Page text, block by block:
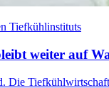
Tiefkühlinstituts
weiter auf
Die